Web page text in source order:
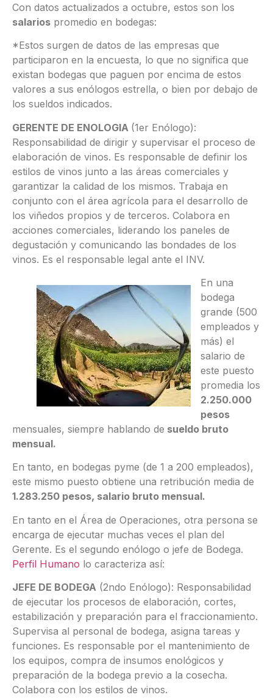
Con datos actualizados a octubre, estos son los
salarios promedio en bodegas:
*Estos surgen de datos de las empresas que
participaron en la encuesta, lo que no significa que
existan bodegas que paguen por encima de estos
valores a sus enólogos estrella, o bien por debajo de
los sueldos indicados.
GERENTE DE ENOLOGIA (1er Enólogo):
Responsabilidad de dirigir y supervisar el proceso de
elaboración de vinos. Es responsable de definir los
estilos de vinos junto a las áreas comerciales y
garantizar la calidad de los mismos. Trabaja en
conjunto con el área agrícola para el desarrollo de
los viñedos propios y de terceros. Colabora en
acciones comerciales, liderando los paneles de
degustación y comunicando las bondades de los
vinos. Es el responsable legal ante el INV.
En una
bodega
grande (500
empleados y
más) el
salario de
este puesto
promedia los
2.250.000
pesos
mensuales, siempre hablando de sueldo bruto
mensual.
En tanto, en bodegas pyme (de 1 a 200 empleados),
este mismo puesto obtiene una retribución media de
1.283.250 pesos, salario bruto mensual.
En tanto en el Área de Operaciones, otra persona se
encarga de ejecutar muchas veces el plan del
Gerente. Es el segundo enólogo o jefe de Bodega.
Perfil Humano lo caracteriza así:
JEFE DE BODEGA (2ndo Enólogo): Responsabilidad
de ejecutar los procesos de elaboración, cortes,
estabilización y preparación para el fraccionamiento.
Supervisa al personal de bodega, asigna tareas y
funciones. Es responsable por el mantenimiento de
los equipos, compra de insumos enológicos y
preparación de la bodega previo a la cosecha.
Colabora con los estilos de vinos.